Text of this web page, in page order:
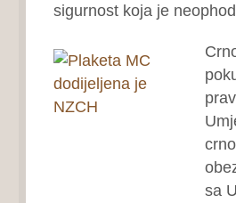
sigurnost koja je
sa